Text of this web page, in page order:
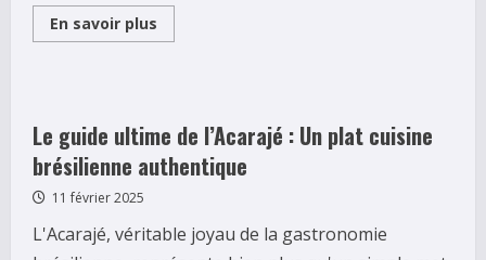
En savoir plus
more
République
Dominicaine
:
À
baleines
dans
Le guide ultime de l’Acarajé : Un plat cuisine
brésilienne authentique
11 février 2025
L'Acarajé, véritable joyau de la gastronomie